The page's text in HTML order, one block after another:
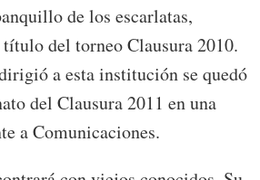
de los escarlatas,
del torneo Clausura 2010.
a esta institución se quedó
del Clausura 2011 en una
a Comunicaciones.